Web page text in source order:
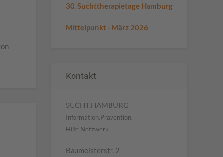
30. Suchttherapietage Hamburg
Mittelpunkt - März 2026
Kontakt
SUCHT.HAMBURG
Information.Prävention.
Hilfe.Netzwerk.
Baumeisterstr. 2